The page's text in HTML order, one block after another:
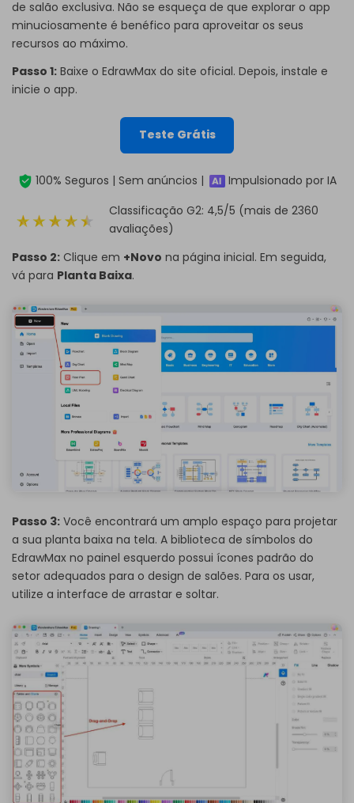
de salão exclusiva. Não se esqueça de que explorar o app
minuciosamente é benéfico para aproveitar os seus
recursos ao máximo.
Passo 1: Baixe o EdrawMax do site oficial. Depois, instale e
inicie o app.
Teste Grátis
100% Seguros | Sem anúncios |
Impulsionado por IA
Classificação G2: 4,5/5 (mais de 2360
avaliações)
Passo 2: Clique em +Novo na página inicial. Em seguida,
vá para Planta Baixa.
Passo 3: Você encontrará um amplo espaço para projetar
a sua planta baixa na tela. A biblioteca de símbolos do
EdrawMax no painel esquerdo possui ícones padrão do
setor adequados para o design de salões. Para os usar,
utilize a interface de arrastar e soltar.